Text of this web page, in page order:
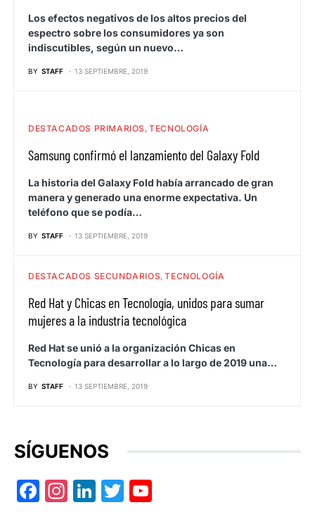
Los efectos negativos de los altos precios del
espectro sobre los consumidores ya son
indiscutibles, según un nuevo…
BY STAFF 13 SEPTIEMBRE, 2019
DESTACADOS PRIMARIOS TECNOLOGÍA
Samsung confirmó el lanzamiento del Galaxy Fold
La historia del Galaxy Fold había arrancado de gran
manera y generado una enorme expectativa. Un
teléfono que se podía…
BY STAFF 13 SEPTIEMBRE, 2019
DESTACADOS SECUNDARIOS TECNOLOGÍA
Red Hat y Chicas en Tecnología, unidos para sumar
mujeres a la industria tecnológica
Red Hat se unió a la organización Chicas en
Tecnología para desarrollar a lo largo de 2019 una…
BY STAFF 13 SEPTIEMBRE, 2019
SÍGUENOS
Facebook
Instagram
LinkedIn
Twitter